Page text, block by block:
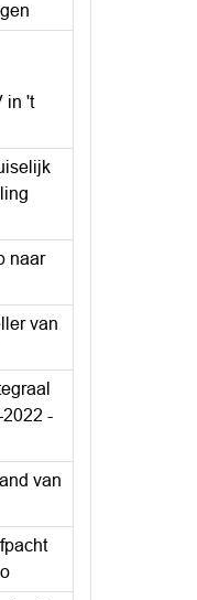
in 't
naar
van
-
van